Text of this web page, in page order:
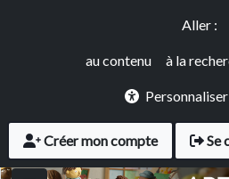
Aller :
au contenu à la
User account menu
Créer mon compte Se